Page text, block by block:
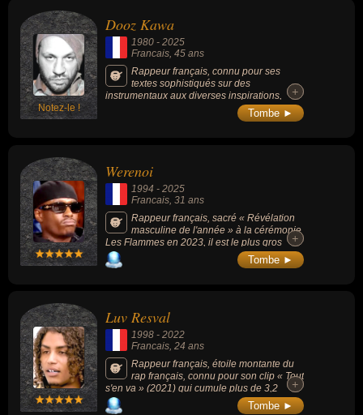
également avoir été artiste, chanteur, musicien, compositeur ou
compositeur de rap.
Notez-le !
Dooz Kawa
1980 - 2025
Francais, 45 ans
Rappeur français, connu pour ses
textes sophistiqués sur des
instrumentaux aux diverses inspirations,
notamment du jazz manouche et des
+
+
Tombe ►
Werenoi
1994 - 2025
Francais , 31 ans
Rappeur français, sacré « Révélation
masculine de l'année » à la cérémonie
Les Flammes en 2023, il est le plus gros
vendeur de disques en France en 2023 et en
2024.
+
+
Tombe ►
Luv Resval
1998 - 2022
Francais, 24 ans
Rappeur français, étoile montante du
rap français, connu pour son clip « Tout
s'en va » (2021) qui cumule plus de 3,2
millions de vues sur Youtube au moment de
sa mort.
+
+
Tombe ►